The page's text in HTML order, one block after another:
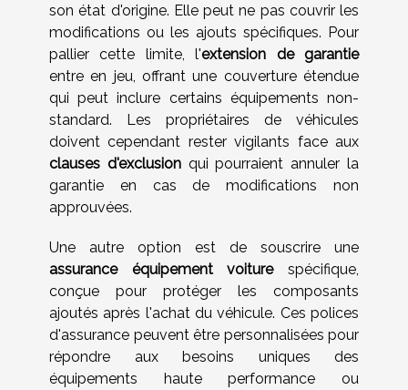
son état d'origine. Elle peut ne pas couvrir les
modifications ou les ajouts spécifiques. Pour
pallier cette limite, l'extension de garantie
entre en jeu, offrant une couverture étendue
qui peut inclure certains équipements non-
standard. Les propriétaires de véhicules
doivent cependant rester vigilants face aux
clauses d'exclusionqui pourraient annuler la
garantie en cas de modifications non
approuvées.
Une autre option est de souscrire une
assurance équipement voiturespécifique,
conçue pour protéger les composants
ajoutés après l'achat du véhicule. Ces polices
d'assurance peuvent être personnalisées pour
répondre aux besoins uniques des
équipements haute performance ou